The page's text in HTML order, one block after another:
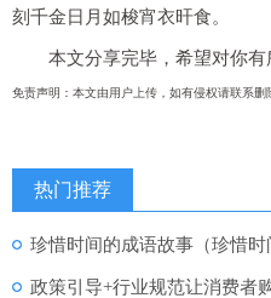
刻千金日月如梭宵衣旰食。
本文分享完毕，希望对你有
免责声明：本文由用户上传，如有侵权请联系删
热门推荐
珍惜时间的成语故事（珍惜时
政策引导+行业规范让消费者